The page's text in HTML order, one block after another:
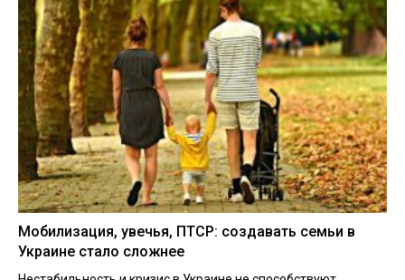
Мобилизация, увечья, ПТСР: создавать семьи в
Украине стало сложнее